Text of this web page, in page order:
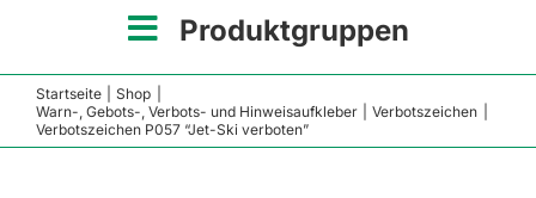
Produktgruppen
Startseite
Shop
Warn-, Gebots-, Verbots- und Hinweisaufkleber
Verbotszeichen
Verbotszeichen P057 “Jet-Ski verboten”